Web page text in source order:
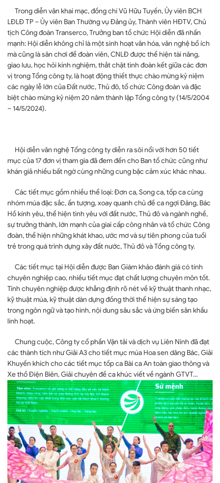
Trong diễn văn khai mạc, đồng chí Vũ Hữu Tuyến, Ủy viên BCH
LĐLĐ TP – Ủy viên Ban Thường vụ Đảng ủy, Thành viên HĐTV, Chủ
tịch Công đoàn Transerco, Trưởng ban tổ chức Hội diễn đã nhấn
mạnh: Hội diễn không chỉ là một sinh hoạt văn hóa, văn nghệ bổ ích
mà cũng là sân chơi để đoàn viên, CNLĐ được thể hiện tài năng,
giao lưu, học hỏi kinh nghiệm, thắt chặt tình đoàn kết giữa các đơn
vị trong Tổng công ty, là hoạt động thiết thực chào mừng kỷ niệm
các ngày lễ lớn của Đất nước, Thủ đô, tổ chức Công đoàn và đặc
biệt chào mừng kỷ niệm 20 năm thành lập Tổng công ty (14/5/2004
– 14/5/2024).
Hội diễn văn nghệ Tổng công ty diễn ra sôi nổi với hơn 50 tiết
mục của 17 đơn vị tham gia đã đem đến cho Ban tổ chức cũng như
khán giả nhiều bất ngờ cùng những cung bậc cảm xúc khác nhau.
Các tiết mục gồm nhiều thể loại: Đơn ca, Song ca, tốp ca cùng
nhóm múa đặc sắc, ấn tượng, xoay quanh chủ đề ca ngợi Đảng, Bác
Hồ kính yêu, thể hiện tình yêu với đất nước, Thủ đô và ngành nghề,
sự trưởng thành, lớn mạnh của giai cấp công nhân và tổ chức Công
đoàn, thể hiện những khát khao, ước mơ và sự tiên phong của tuổi
trẻ trong quá trình dựng xây đất nước, Thủ đô và Tổng công ty.
Các tiết mục tại Hội diễn được Ban Giám khảo đánh giá có tính
chuyên nghiệp cao, nhiều tiết mục đạt chất lượng chuyên môn tốt.
Tính chuyên nghiệp được khẳng định rõ nét về kỹ thuật thanh nhạc,
kỹ thuật múa, kỹ thuật dàn dựng đồng thời thể hiện sự sáng tạo
trong ngôn ngữ và tạo hình, nội dung sâu sắc và ứng biến sân khấu
linh hoạt.
Chung cuộc, Công ty cổ phần Vận tải và dịch vụ Liên Ninh đã đạt
các thành tích như Giải A3 cho tiết mục múa Hoa sen dâng Bác, Giải
Khuyến khích cho các tiết mục tốp ca Bài ca An toàn giao thông và
Xe thồ Điện Biên, Giải chuyên đề ca khúc viết về ngành GTVT…